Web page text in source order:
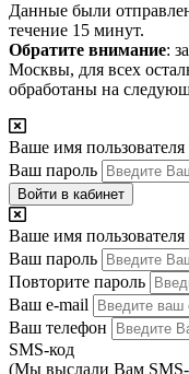
Данные были
течение 15 минут.
Обратите внимание:
Москвы, для всех
обработаны на
Ваше имя пользователя
Ваш пароль
Войти в кабинет
Ваше имя пользователя
Ваш пароль
Повторите пароль
Ваш e-mail
Ваш телефон
SMS-код
(Мы выслали Вам SMS-